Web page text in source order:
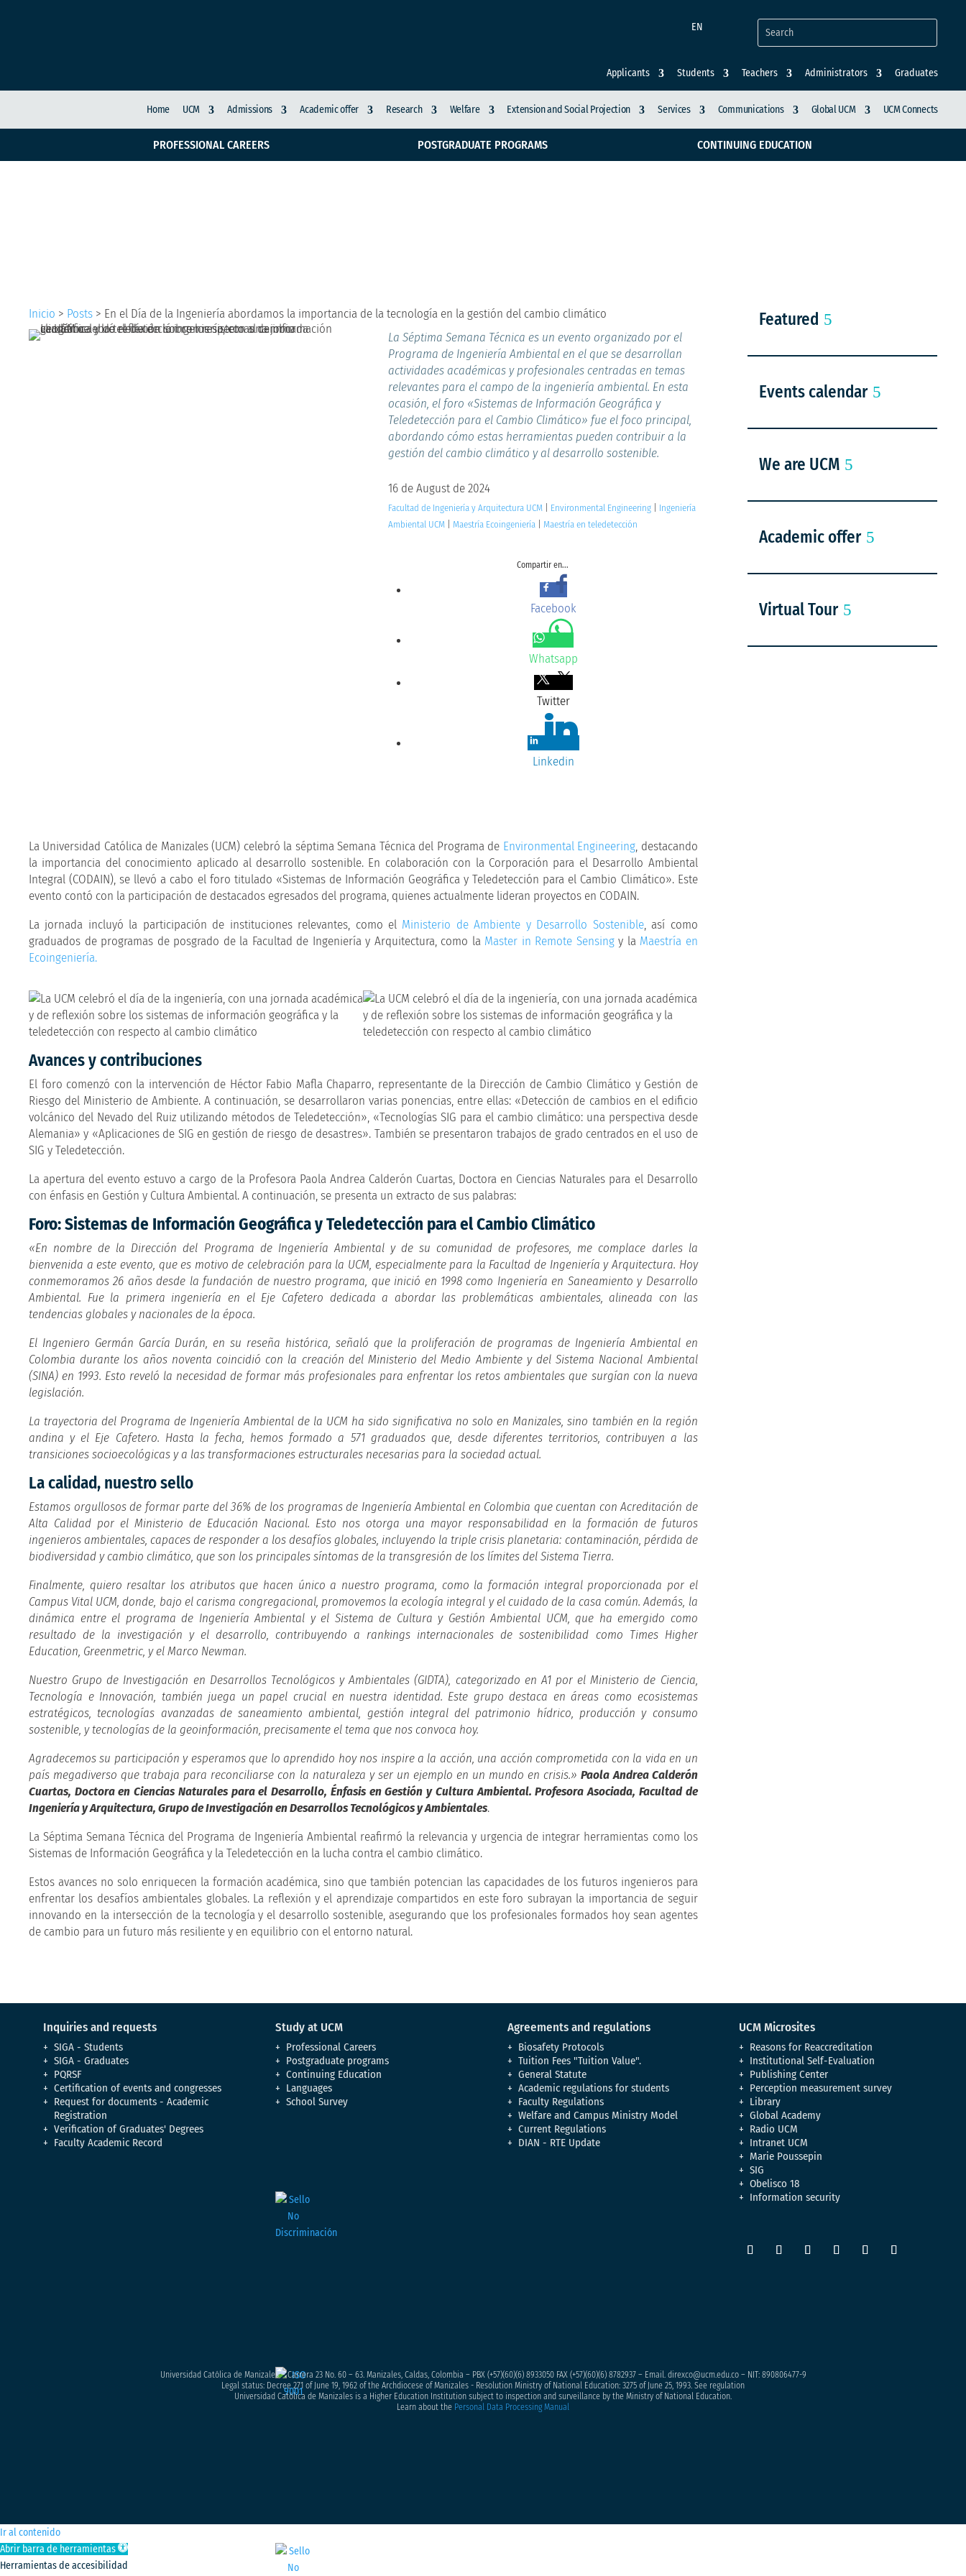
EN
Applicants Students Teachers Administrators Graduates
Home UCM Admissions Academic offer Research Welfare Extension and Social Projection Services Communications Global UCM UCM Connects
PROFESSIONAL CAREERS POSTGRADUATE PROGRAMS CONTINUING EDUCATION
Inicio > Posts > En el Día de la Ingeniería abordamos la importancia de la tecnología en la gestión del cambio climático
La Séptima Semana Técnica es un evento organizado por el
Programa de Ingeniería Ambiental en el que se desarrollan
actividades académicas y profesionales centradas en temas
relevantes para el campo de la ingeniería ambiental. En esta
ocasión, el foro «Sistemas de Información Geográfica y
Teledetección para el Cambio Climático» fue el foco principal,
abordando cómo estas herramientas pueden contribuir a la
gestión del cambio climático y al desarrollo sostenible.
16 de August de 2024
Facultad de Ingeniería y Arquitectura UCM Environmental Engineering
Ingeniería
Ambiental UCM
Maestría Ecoingeniería Maestría en teledetección
Compartir en...
Facebook
Whatsapp
Twitter
Linkedin
La Universidad Católica de Manizales (UCM) celebró la séptima Semana Técnica del Programa de Environmental Engineering, destacando
la importancia del conocimiento aplicado al desarrollo sostenible. En colaboración con la Corporación para el Desarrollo Ambiental
Integral (CODAIN), se llevó a cabo el foro titulado «Sistemas de Información Geográfica y Teledetección para el Cambio Climático». Este
evento contó con la participación de destacados egresados del programa, quienes actualmente lideran proyectos en CODAIN.
La jornada incluyó la participación de instituciones relevantes, como el Ministerio de Ambiente y Desarrollo Sostenible, así como
graduados de programas de posgrado de la Facultad de Ingeniería y Arquitectura, como laMaster in Remote Sensingy la Maestría en
Ecoingeniería.
Avances y contribuciones
El foro comenzó con la intervención de Héctor Fabio Mafla Chaparro, representante de la Dirección de Cambio Climático y Gestión de
Riesgo del Ministerio de Ambiente. A continuación, se desarrollaron varias ponencias, entre ellas: «Detección de cambios en el edificio
volcánico del Nevado del Ruiz utilizando métodos de Teledetección», «Tecnologías SIG para el cambio climático: una perspectiva desde
Alemania» y «Aplicaciones de SIG en gestión de riesgo de desastres». También se presentaron trabajos de grado centrados en el uso de
SIG y Teledetección.
La apertura del evento estuvo a cargo de la Profesora Paola Andrea Calderón Cuartas, Doctora en Ciencias Naturales para el Desarrollo
con énfasis en Gestión y Cultura Ambiental. A continuación, se presenta un extracto de sus palabras:
Foro: Sistemas de Información Geográfica y Teledetección para el Cambio Climático
«En nombre de la Dirección del Programa de Ingeniería Ambiental y de su comunidad de profesores, me complace darles la
bienvenida a este evento, que es motivo de celebración para la UCM, especialmente para la Facultad de Ingeniería y Arquitectura. Hoy
conmemoramos 26 años desde la fundación de nuestro programa, que inició en 1998 como Ingeniería en Saneamiento y Desarrollo
Ambiental. Fue la primera ingeniería en el Eje Cafetero dedicada a abordar las problemáticas ambientales, alineada con las
tendencias globales y nacionales de la época.
El Ingeniero Germán García Durán, en su reseña histórica, señaló que la proliferación de programas de Ingeniería Ambiental en
Colombia durante los años noventa coincidió con la creación del Ministerio del Medio Ambiente y del Sistema Nacional Ambiental
(SINA) en 1993. Esto reveló la necesidad de formar más profesionales para enfrentar los retos ambientales que surgían con la nueva
legislación.
La trayectoria del Programa de Ingeniería Ambiental de la UCM ha sido significativa no solo en Manizales, sino también en la región
andina y el Eje Cafetero. Hasta la fecha, hemos formado a 571 graduados que, desde diferentes territorios, contribuyen a las
transiciones socioecológicas y a las transformaciones estructurales necesarias para la sociedad actual.
La calidad, nuestro sello
Estamos orgullosos de formar parte del 36% de los programas de Ingeniería Ambiental en Colombia que cuentan con Acreditación de
Alta Calidad por el Ministerio de Educación Nacional. Esto nos otorga una mayor responsabilidad en la formación de futuros
ingenieros ambientales, capaces de responder a los desafíos globales, incluyendo la triple crisis planetaria: contaminación, pérdida de
biodiversidad y cambio climático, que son los principales síntomas de la transgresión de los límites del Sistema Tierra.
Finalmente, quiero resaltar los atributos que hacen único a nuestro programa, como la formación integral proporcionada por el
Campus Vital UCM, donde, bajo el carisma congregacional, promovemos la ecología integral y el cuidado de la casa común. Además, la
dinámica entre el programa de Ingeniería Ambiental y el Sistema de Cultura y Gestión Ambiental UCM, que ha emergido como
resultado de la investigación y el desarrollo, contribuyendo a rankings internacionales de sostenibilidad como Times Higher
Education, Greenmetric, y el Marco Newman.
Nuestro Grupo de Investigación en Desarrollos Tecnológicos y Ambientales (GIDTA), categorizado en A1 por el Ministerio de Ciencia,
Tecnología e Innovación, también juega un papel crucial en nuestra identidad. Este grupo destaca en áreas como ecosistemas
estratégicos, tecnologías avanzadas de saneamiento ambiental, gestión integral del patrimonio hídrico, producción y consumo
sostenible, y tecnologías de la geoinformación, precisamente el tema que nos convoca hoy.
Agradecemos su participación y esperamos que lo aprendido hoy nos inspire a la acción, una acción comprometida con la vida en un
país megadiverso que trabaja para reconciliarse con la naturaleza y ser un ejemplo en un mundo en crisis.» Paola Andrea Calderón
Cuartas, Doctora en Ciencias Naturales para el Desarrollo, Énfasis en Gestión y Cultura Ambiental. Profesora Asociada, Facultad de
Ingeniería y Arquitectura, Grupo de Investigación en Desarrollos Tecnológicos y Ambientales.
La Séptima Semana Técnica del Programa de Ingeniería Ambiental reafirmó la relevancia y urgencia de integrar herramientas como los
Sistemas de Información Geográfica y la Teledetección en la lucha contra el cambio climático.
Estos avances no solo enriquecen la formación académica, sino que también potencian las capacidades de los futuros ingenieros para
enfrentar los desafíos ambientales globales. La reflexión y el aprendizaje compartidos en este foro subrayan la importancia de seguir
innovando en la intersección de la tecnología y el desarrollo sostenible, asegurando que los profesionales formados hoy sean agentes
de cambio para un futuro más resiliente y en equilibrio con el entorno natural.
Featured
Events calendar
We are UCM
Academic offer
Virtual Tour
Inquiries and requests
SIGA - Students
SIGA - Graduates
PQRSF
Certification of events and congresses
Request for documents - Academic
Registration
Verification of Graduates' Degrees
Faculty Academic Record
Study at UCM
Professional Careers
Postgraduate programs
Continuing Education
Languages
School Survey
Agreements and regulations
Biosafety Protocols
Tuition Fees "Tuition Value".
General Statute
Academic regulations for students
Faculty Regulations
Welfare and Campus Ministry Model
Current Regulations
DIAN - RTE Update
UCM Microsites
Reasons for Reaccreditation
Institutional Self-Evaluation
Publishing Center
Perception measurement survey
Library
Global Academy
Radio UCM
Intranet UCM
Marie Poussepin
SIG
Obelisco 18
Information security
Universidad Católica de Manizales – Carrera 23 No. 60 – 63. Manizales, Caldas, Colombia – PBX (+57)(60)(6) 8933050FAX (+57)(60)(6) 8782937 – Email. direxco@ucm.edu.co – NIT: 890806477-9
Legal status: Decree 271 of June 19, 1962 of the Archdiocese of Manizales - Resolution Ministry of National Education: 3275 of June 25, 1993. See regulation
Universidad Católica de Manizales is a Higher Education Institution subject to inspection and surveillance by the Ministry of National Education.
Learn about the Personal Data Processing Manual
Ir al contenido
Abrir barra de herramientas
Herramientas de accesibilidad